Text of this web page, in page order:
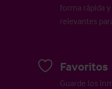
forma rápida
relevantes
Favoritos
Guarde los